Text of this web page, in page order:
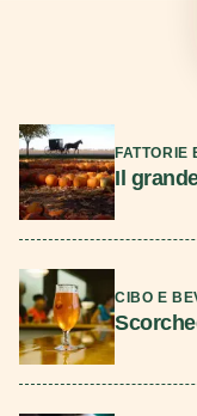
FATTORIE
Il
CIBO E